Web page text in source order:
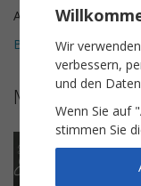
Anzahl der Seiten
Bewertungen (2)
Mehr Noten
Wir
verbessern,
und den
Wenn Sie auf
stimmen Sie